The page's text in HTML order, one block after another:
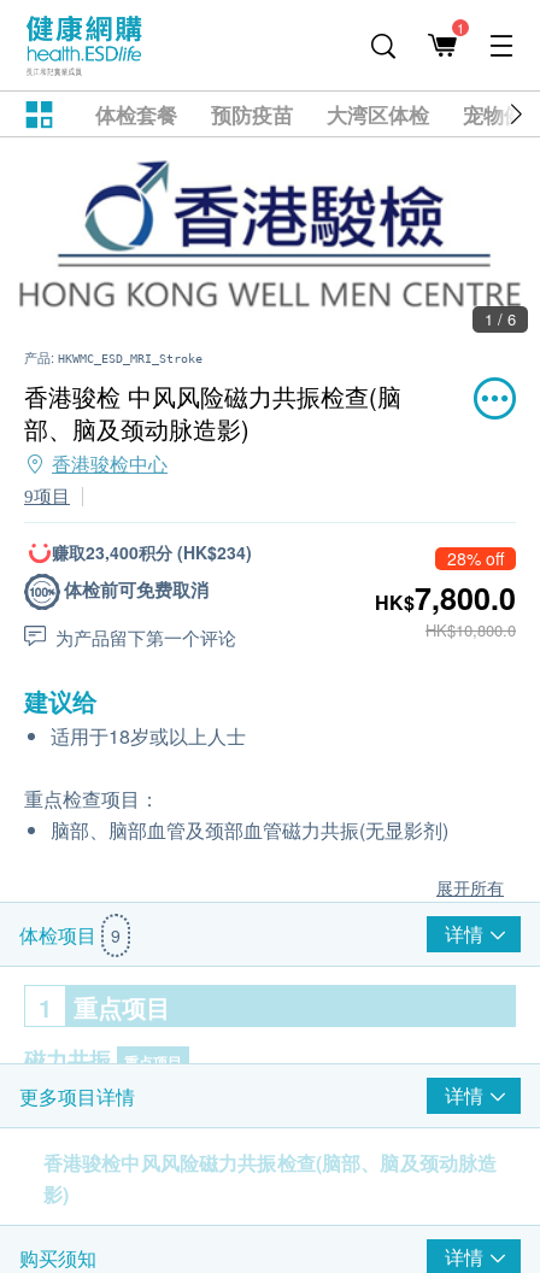
1
体检套餐 预防疫苗 大湾区体检 宠物健
1 / 6
产品: HKWMC_ESD_MRI_Stroke
香港骏检 中风风险磁力共振检查(脑
部、脑及颈动脉造影)
香港骏检中心
9项目
赚取23,400积分 (HK$234)
体检前可免费取消
为产品留下第一个评论
28% off
HK$7,800.0
HK$10,800.0
建议给
适用于18岁或以上人士
重点检查项目：
脑部、脑部血管及颈部血管磁力共振(无显影剂)
展开所有
体检项目 9 详情
1 重点项目
磁力共振 重点项目
脑部
颈动脉造影
2 基本项目
更多项目详情 详情
香港骏检中风风险磁力共振检查(脑部、脑及颈动脉造
影)
MRI 不使用X 光，而是使用一种非入侵性、无痛、功
购买须知 详情